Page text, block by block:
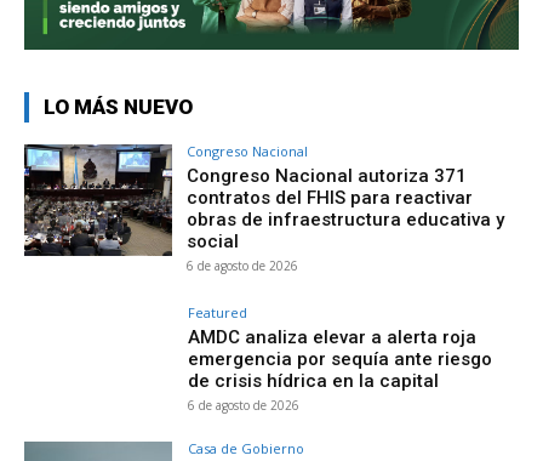
LO MÁS NUEVO
Congreso Nacional
Congreso Nacional autoriza 371
contratos del FHIS para reactivar
obras de infraestructura educativa y
social
6 de agosto de 2026
Featured
AMDC analiza elevar a alerta roja
emergencia por sequía ante riesgo
de crisis hídrica en la capital
6 de agosto de 2026
Casa de Gobierno